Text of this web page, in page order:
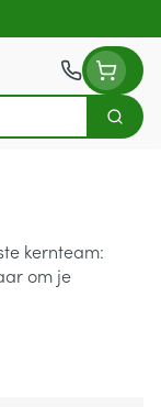
Zoek
kernteam:
om je